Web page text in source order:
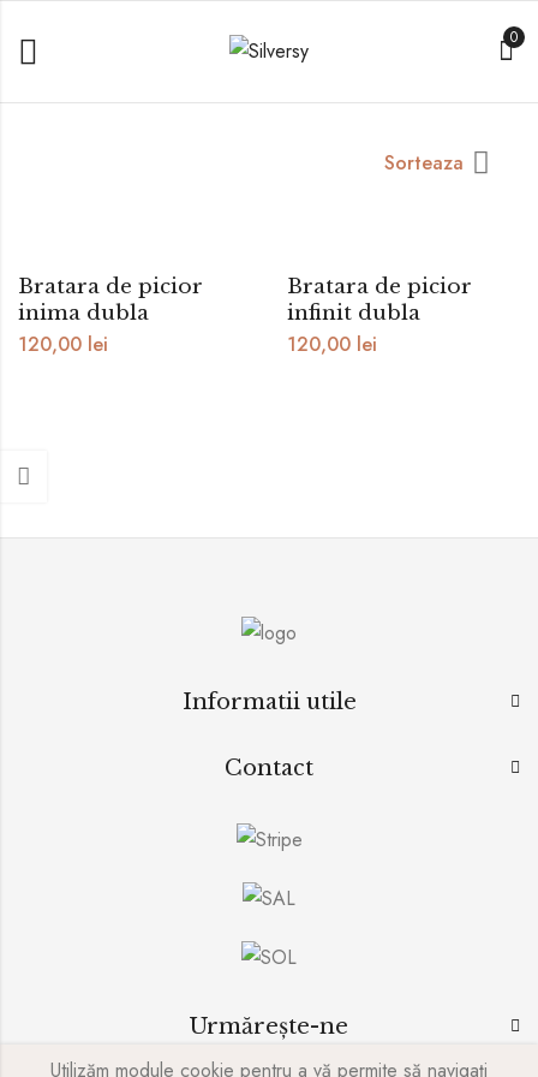
0
Sorteaza
Bratara de picior
inima dubla
120,00 lei
Bratara de picior
infinit dubla
120,00 lei
Informatii utile
Contact
Urmărește-ne
Utilizăm module cookie pentru a vă permite să navigați